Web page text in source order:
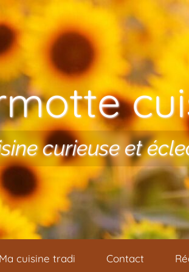
curieuse et
Ma cuisine tradi Contact